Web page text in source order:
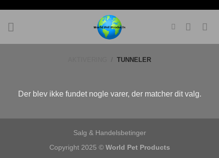
indhold
/ TUNNELER
Der blev ikke fundet nogle varer, der matcher dit valg.
Salg & Handelsbetinger
Copyright 2025 © World Pet Products